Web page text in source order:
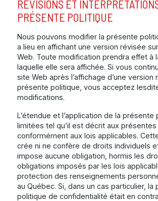
RÉVISIONS ET
PRÉSENTE POLITIQUE
Nous pouvons modifier la présente
a lieu en affichant une version révisée
Web. Toute modification prendra effet à
laquelle elle sera affichée. Si vous
site Web après l’affichage d’une version
présente politique, vous acceptez
modifications.
L’étendue et l’application de la présente
limitées tel qu’il est décrit aux
conformément aux lois applicables.
crée ni ne confère de droits individuels
impose aucune obligation, hormis les
obligations imposés par les lois
protection des renseignements
au Québec. Si, dans un cas particulier, la
politique de confidentialité était en